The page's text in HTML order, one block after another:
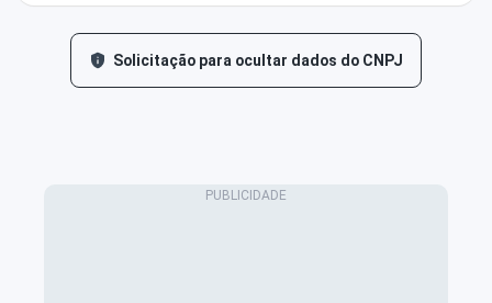
Solicitação para ocultar dados do CNPJ